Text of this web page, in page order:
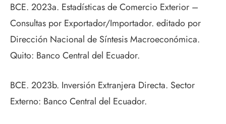
BCE. 2023a. Estadísticas de Comercio Exterior –
Consultas por Exportador/Importador. editado por
Dirección Nacional de Síntesis Macroeconómica.
Quito: Banco Central del Ecuador.
BCE. 2023b. Inversión Extranjera Directa. Sector
Externo: Banco Central del Ecuador.